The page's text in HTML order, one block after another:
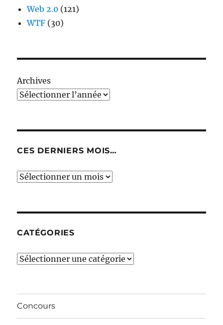
Web 2.0 (121)
WTF (30)
Archives
CES DERNIERS MOIS…
Ces
CATÉGORIES
Catégories
Concours